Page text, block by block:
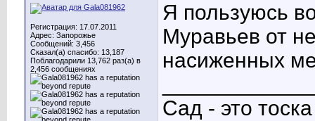
Регистрация: 17.07.2011
Адрес: Запорожье
Сообщений: 3,456
Сказал(а) спасибо: 13,187
Поблагодарили 13,762 раз(а) в
2,456 сообщениях
Я пользуюсь
Муравьев от
насиженных
Сад - это